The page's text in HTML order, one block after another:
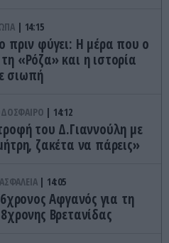
14:15
πριν φύγει: Η μέρα που ο
«Ρόζα» και η ιστορία
σιωπή
14:12
του Δ.Γιαννούλη με
ζακέτα να πάρεις»
14:05
Αφγανός για τη
Βρετανίδας